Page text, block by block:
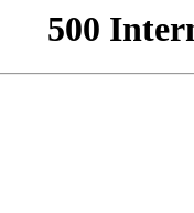
500